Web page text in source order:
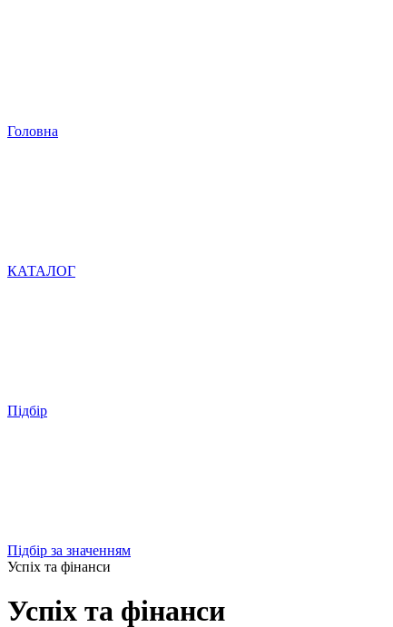
Головна
КАТАЛОГ
Підбір
Підбір за значенням
Успіх та фінанси
Успіх та фінанси